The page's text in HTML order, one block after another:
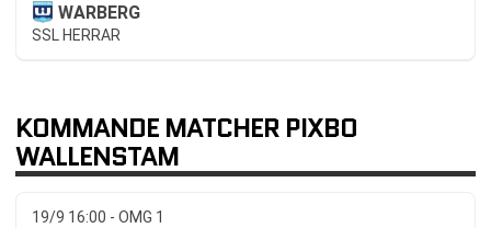
WARBERG
SSL HERRAR
KOMMANDE MATCHER PIXBO
WALLENSTAM
19/9 16:00 - OMG 1